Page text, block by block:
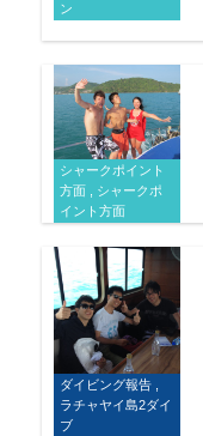
ン
シャークポイント
方面 , シャークポ
イント方面
ダイビング報告 ,
ラチャヤイ島2ダイ
ブ